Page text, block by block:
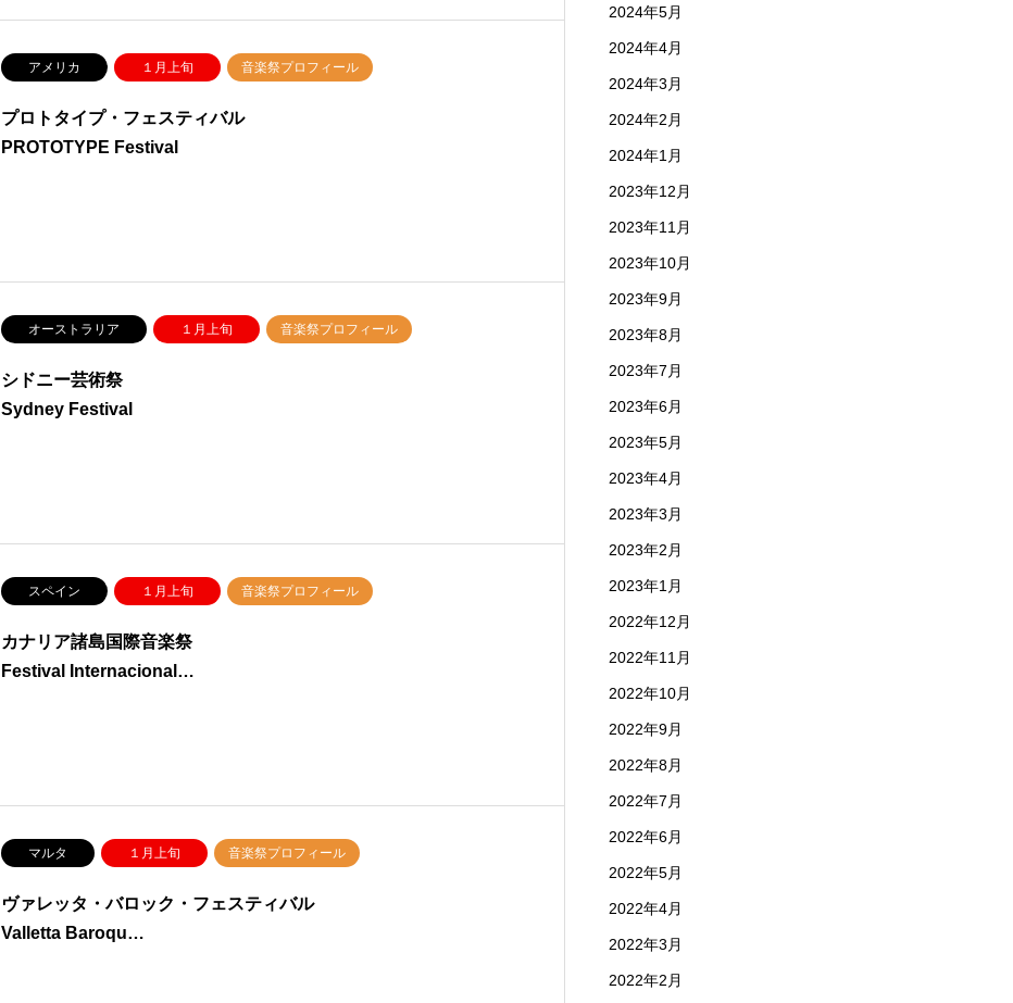
アメリカ １月上旬 音楽祭プロフィール
プロトタイプ・フェスティバル
PROTOTYPE Festival
オーストラリア １月上旬 音楽祭プロフィール
シドニー芸術祭
Sydney Festival
スペイン １月上旬 音楽祭プロフィール
カナリア諸島国際音楽祭
Festival Internacional…
マルタ １月上旬 音楽祭プロフィール
ヴァレッタ・バロック・フェスティバル
Valletta Baroqu…
2024年5月
2024年4月
2024年3月
2024年2月
2024年1月
2023年12月
2023年11月
2023年10月
2023年9月
2023年8月
2023年7月
2023年6月
2023年5月
2023年4月
2023年3月
2023年2月
2023年1月
2022年12月
2022年11月
2022年10月
2022年9月
2022年8月
2022年7月
2022年6月
2022年5月
2022年4月
2022年3月
2022年2月